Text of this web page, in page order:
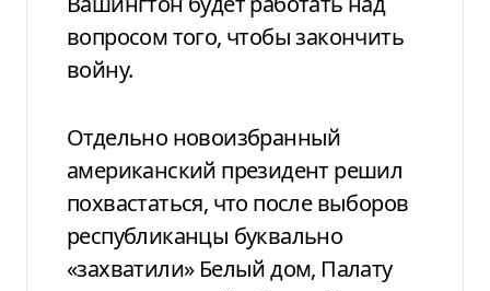
вопросом того, чтобы закончить
войну.
Отдельно новоизбранный
американский президент решил
похвастаться, что после выборов
республиканцы буквально
«захватили» Белый дом, Палату